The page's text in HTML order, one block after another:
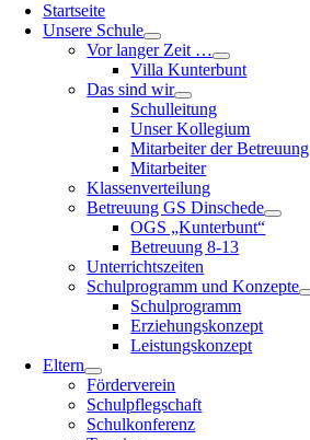
Startseite
Unsere Schule
Vor langer Zeit …
Villa Kunterbunt
Das sind wir
Schulleitung
Unser Kollegium
Mitarbeiter der Betreuung
Mitarbeiter
Klassenverteilung
Betreuung GS Dinschede
OGS „Kunterbunt“
Betreuung 8-13
Unterrichtszeiten
Schulprogramm und Konzepte
Schulprogramm
Erziehungskonzept
Leistungskonzept
Eltern
Förderverein
Schulpflegschaft
Schulkonferenz